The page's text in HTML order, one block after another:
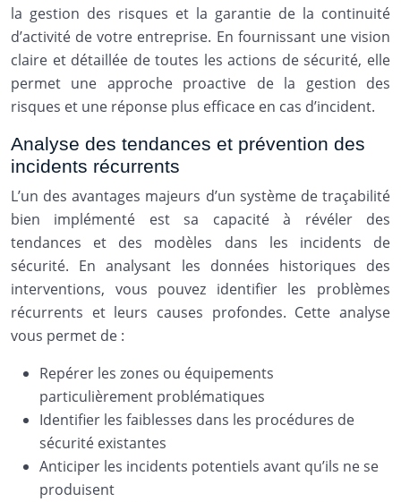
la gestion des risques et la garantie de la continuité
d’activité de votre entreprise. En fournissant une vision
claire et détaillée de toutes les actions de sécurité, elle
permet une approche proactive de la gestion des
risques et une réponse plus efficace en cas d’incident.
Analyse des tendances et prévention des
incidents récurrents
L’un des avantages majeurs d’un système de traçabilité
bien implémenté est sa capacité à révéler des
tendances et des modèles dans les incidents de
sécurité. En analysant les données historiques des
interventions, vous pouvez identifier les problèmes
récurrents et leurs causes profondes. Cette analyse
vous permet de :
Repérer les zones ou équipements
particulièrement problématiques
Identifier les faiblesses dans les procédures de
sécurité existantes
Anticiper les incidents potentiels avant qu’ils ne se
produisent